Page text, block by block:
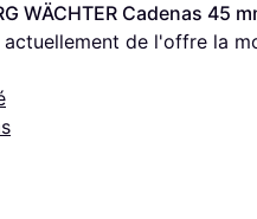
WÄCHTER Cadenas 45
de l'offre la